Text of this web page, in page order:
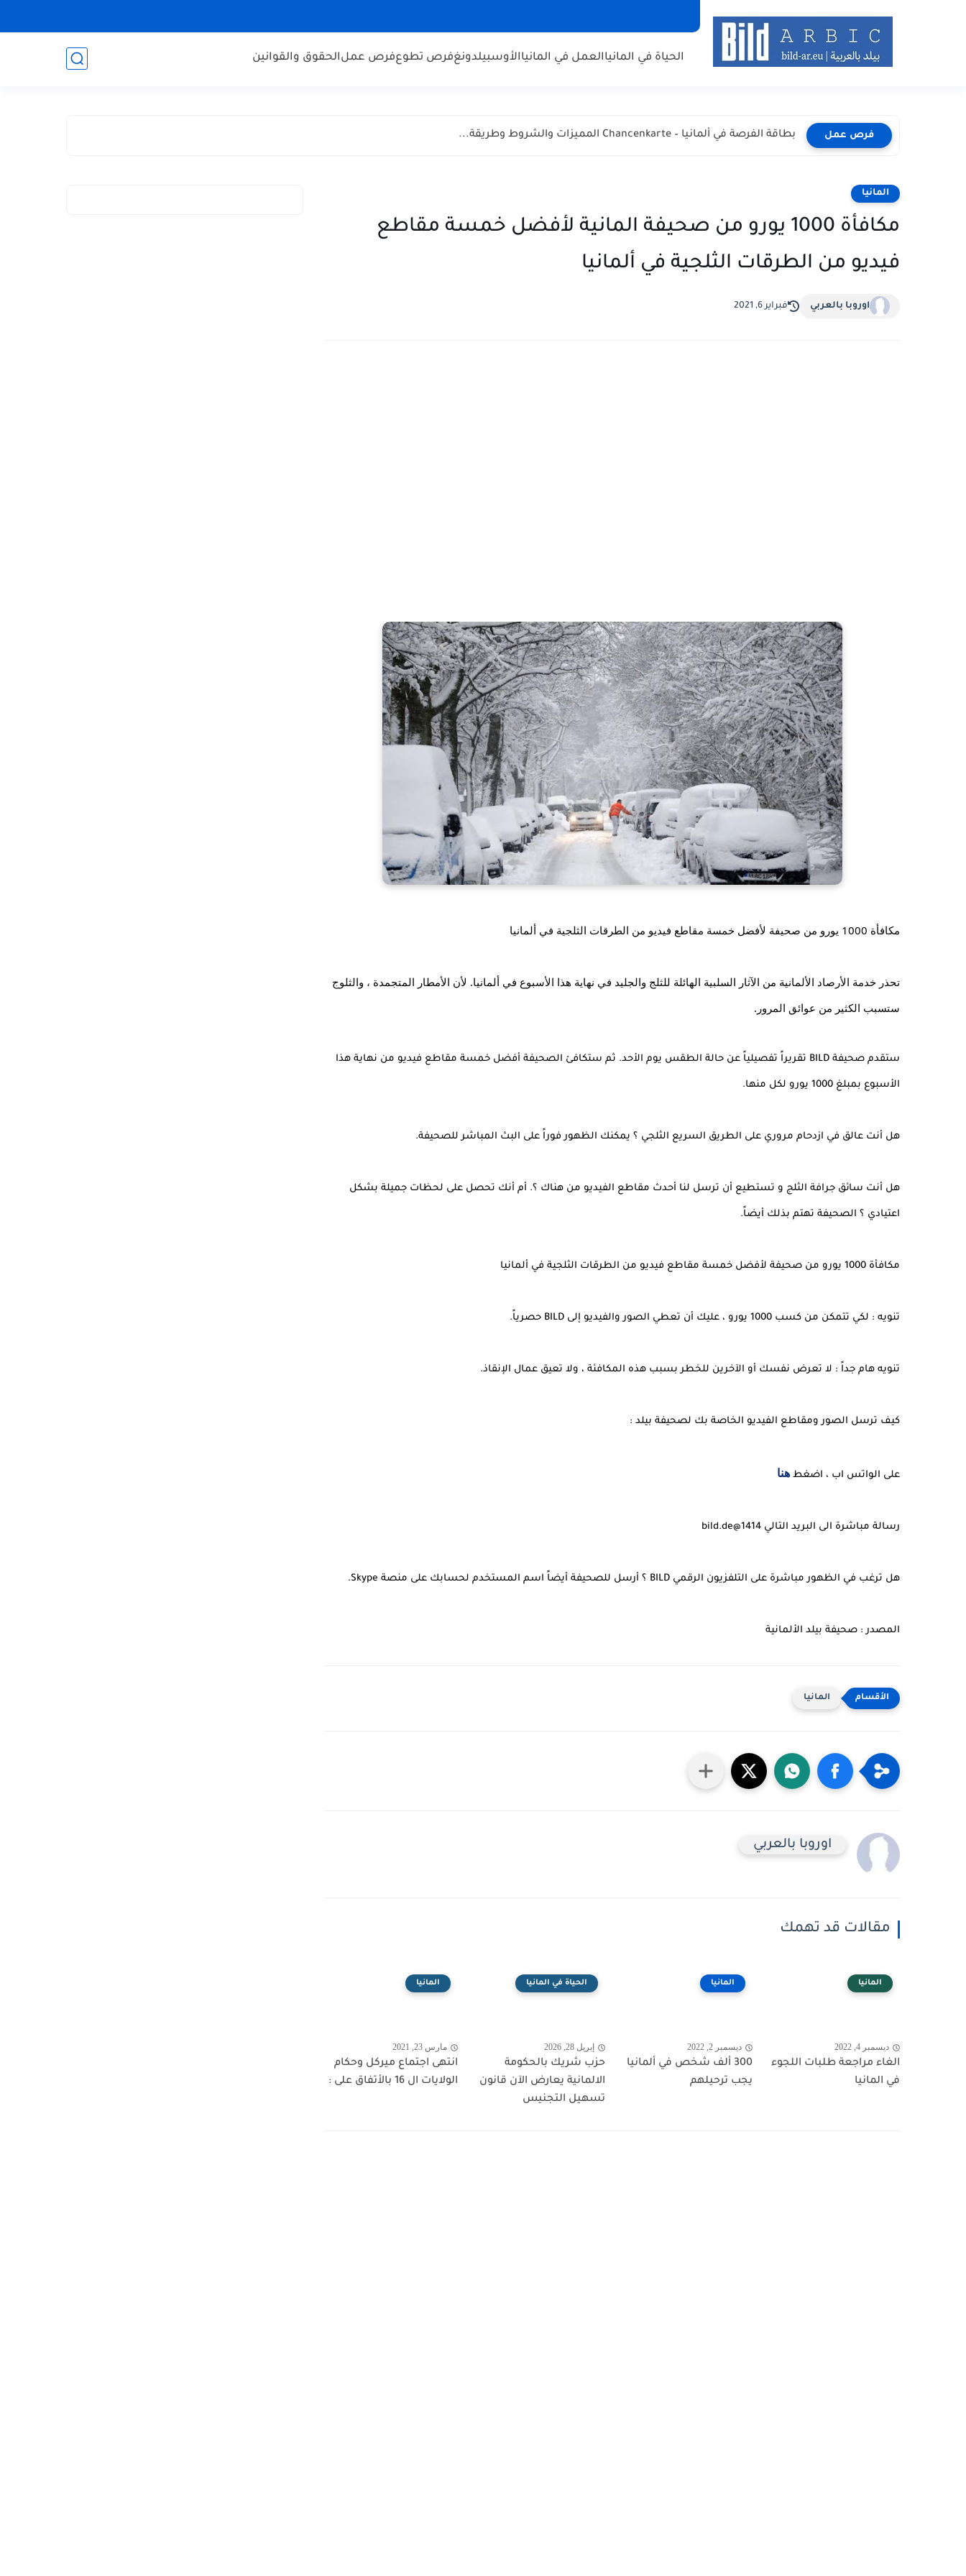
الحياة في المانياالعمل في المانياالأوسبيلدونغفرص تطوعفرص عملالحقوق والقوانين
فرص عمل بطاقة الفرصة في ألمانيا – Chancenkarte المميزات والشروط وطريقة...
المانيا
مكافأة 1000 يورو من صحيفة المانية لأفضل خمسة مقاطع
فيديو من الطرقات الثلجية في ألمانيا
اوروبا بالعربي فبراير 6, 2021
مكافأة 1000 يورو من صحيفة لأفضل خمسة مقاطع فيديو من الطرقات الثلجية في ألمانيا
ستسبب الكثير من عوائق المرور.
الأسبوع بمبلغ 1000 يورو لكل منها.
هل أنت عالق في ازدحام مروري على الطريق السريع الثلجي ؟ يمكنك الظهور فوراً على البث المباشر للصحيفة.
اعتيادي ؟ الصحيفة تهتم بذلك أيضاً.
مكافأة 1000 يورو من صحيفة لأفضل خمسة مقاطع فيديو من الطرقات الثلجية في ألمانيا
تنويه : لكي تتمكن من كسب 1000 يورو ، عليك أن تعطي الصور والفيديو إلى BILD حصرياً.
تنويه هام جداً : لا تعرض نفسك أو الآخرين للخطر بسبب هذه المكافئة ، ولا تعيق عمال الإنقاذ.
كيف ترسل الصور ومقاطع الفيديو الخاصة بك لصحيفة بيلد :
على الواتس اب ، اضغط هنا
رسالة مباشرة الى البريد التالي 1414@bild.de
هل ترغب في الظهور مباشرة على التلفزيون الرقمي BILD ؟ أرسل للصحيفة أيضاً اسم المستخدم لحسابك على منصة Skype.
المصدر : صحيفة بيلد الألمانية
المانيا
اوروبا بالعربي
مقالات قد تهمك
المانيا
ديسمبر 4, 2022
الغاء مراجعة طلبات اللجوء
في المانيا
المانيا
ديسمبر 2, 2022
300 ألف شخص في ألمانيا
يجب ترحيلهم
الحياة في المانيا
إبريل 28, 2026
حزب شريك بالحكومة
الالمانية يعارض الآن قانون
تسهيل التجنيس
المانيا
مارس 23, 2021
انتهى اجتماع ميركل وحكام
الولايات ال 16 بالأتفاق على :